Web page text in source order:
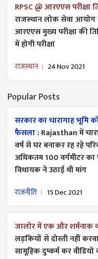
RPSC @ आरएएस परीक्षा
राजस्थान लोक सेवा आयोग
आरएएस मुख्य परीक्षा की
में होगी परीक्षा
राजस्थान 24 Nov 2021
Popular Posts
सरकार का चारागाह भूमि
फैसला :Rajasthan में
वर्ष से घर बनाकर रह रहे
अधिकतम 100 वर्गमीटर का
विधायक ने उठाई थी मांग
राजनीति 15 Dec 2021
जालोर में एक और शर्मनाक
लड़कियों से दोस्ती नहीं
सामूहिक दुष्कर्म कर